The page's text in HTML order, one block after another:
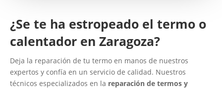
¿Se te ha estropeado el termo o
calentador en Zaragoza?
Deja la reparación de tu termo en manos de nuestros
expertos y confía en un servicio de calidad. Nuestros
técnicos especializados en la reparación de termos y